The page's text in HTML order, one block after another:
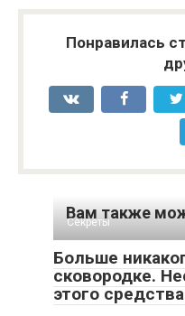
Понравилась
Вам также
Секреты
Больше
сковородке.
этого